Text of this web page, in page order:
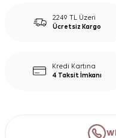
2249 TL Üzeri
Ücretsiz Kargo
Kredi Kartına
4 Taksit İmkanı